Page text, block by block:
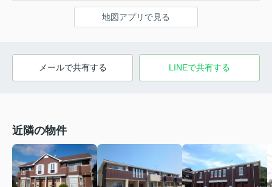
地図アプリで見る
メールで共有する LINEで共有する
近隣の物件